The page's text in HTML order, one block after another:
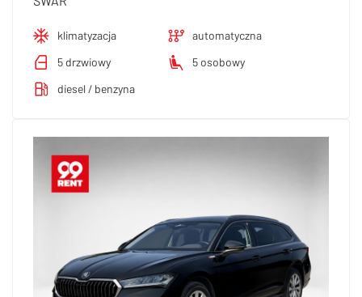
klimatyzacja
automatyczna
5 drzwiowy
5 osobowy
diesel / benzyna